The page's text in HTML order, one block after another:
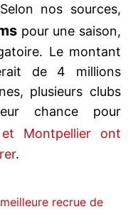
nos sources,
pour une saison,
Le montant
de 4 millions
plusieurs clubs
chance pour
et Montpellier ont
.
recrue de